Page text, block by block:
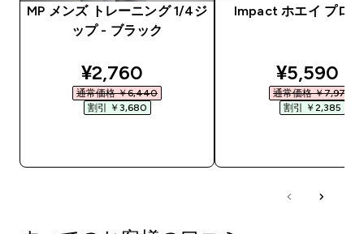
MP メンズ トレーニング 1/4ジ
ップ - ブラック
discounted price
¥2,760‎
通常価格 ￥6,440‎
割引 ￥3,680‎
Impact ホエイ プロ
¥5,590‎
通常価格 ￥7,975‎
割引 ￥2,385‎